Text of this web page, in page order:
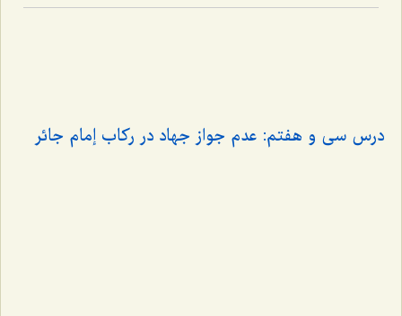
درس سى و هفتم: عدم جواز جهاد در ركاب إمام جائر